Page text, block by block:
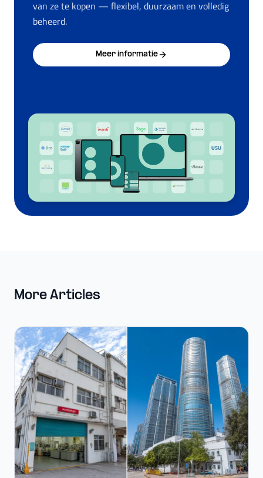
van ze te kopen — flexibel, duurzaam en volledig
beheerd.
Meer informatie
More Articles